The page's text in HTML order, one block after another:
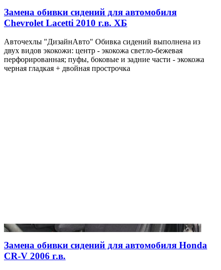
Замена обивки сидений для автомобиля
Chevrolet Lacetti 2010 г.в. ХБ
Авточехлы "ДизайнАвто" Обивка сидений выполнена из
двух видов экокожи: центр - экокожа светло-бежевая
перфорированная; пуфы, боковые и задние части - экокожа
черная гладкая + двойная прострочка
Замена обивки сидений для автомобиля Honda
CR-V 2006 г.в.